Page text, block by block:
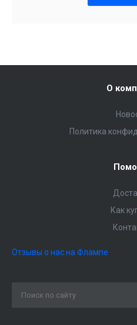
О
Политика
Как
Отзывы о нас на Флампе